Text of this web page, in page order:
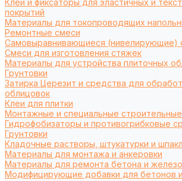
Клеи и фиксаторы для эластичных и
покрытий
Материалы для токопроводящих
Ремонтные смеси
Самовыравнивающиеся (нивелирующие)
Смеси для изготовления стяжек
Материалы для устройства плиточных
Грунтовки
Затирка Церезит и средства для
облицовок
Клеи для плитки
Монтажные и специальные
Гидрофобизаторы и противогрибковые
Грунтовки
Кладочные растворы, штукатурки и
Материалы для монтажа и анкеровки
Материалы для ремонта бетона и
Модифицирующие добавки для бетонов